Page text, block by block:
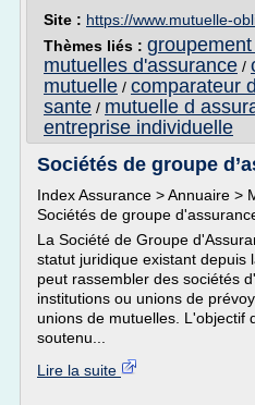
Site : https://www.mutuelle-
Thèmes liés :
mutuelles d'assurance /
mutuelle / comparateur
sante / mutuelle d
entreprise individuelle
Sociétés de groupe
Index Assurance > Annuaire >
Sociétés de groupe
La Société de Groupe
statut juridique existant depuis
peut rassembler des sociétés
institutions ou unions de
unions de mutuelles. L'objectif
soutenu...
Lire la suite